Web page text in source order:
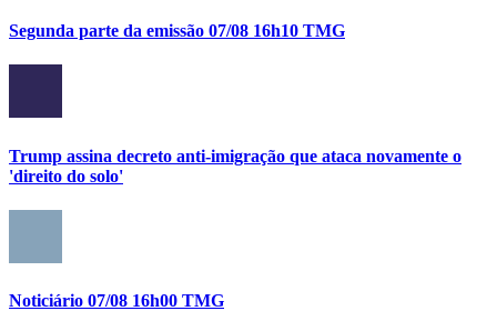
Segunda parte da emissão 07/08 16h10 TMG
Trump assina decreto anti-imigração que ataca novamente o
'direito do solo'
Noticiário 07/08 16h00 TMG